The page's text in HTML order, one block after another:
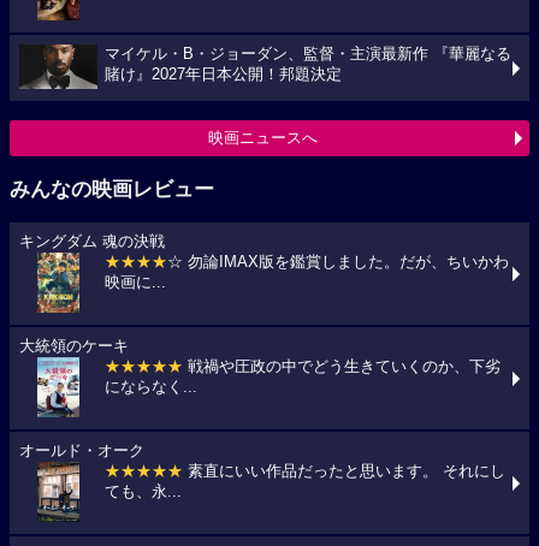
マイケル・B・ジョーダン、監督・主演最新作 『華麗なる
賭け』2027年日本公開！邦題決定
映画ニュースへ
みんなの映画レビュー
キングダム 魂の決戦
★★★★☆ 勿論IMAX版を鑑賞しました。だが、ちいかわ
映画に...
大統領のケーキ
★★★★★ 戦禍や圧政の中でどう生きていくのか、下劣
にならなく...
オールド・オーク
★★★★★ 素直にいい作品だったと思います。 それにし
ても、永...